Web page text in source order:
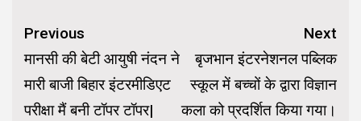
Continue
Reading
Previous
मानसी की बेटी आयुषी नंदन ने
मारी बाजी बिहार इंटरमीडिएट
परीक्षा मैं बनी टॉपर टॉपर|
Next
बृजभान इंटरनेशनल पब्लिक
स्कूल में बच्चों के द्वारा विज्ञान
कला को प्रदर्शित किया गया।